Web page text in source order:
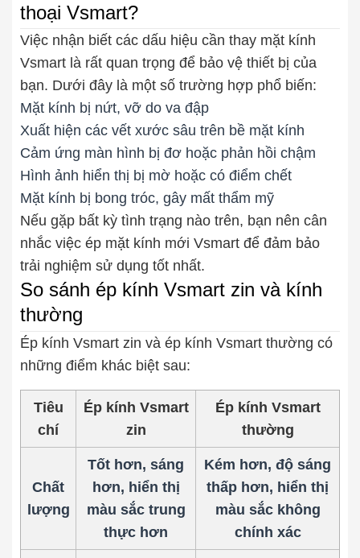
thoại Vsmart?
Việc nhận biết các dấu hiệu cần thay mặt kính
Vsmart là rất quan trọng để bảo vệ thiết bị của
bạn. Dưới đây là một số trường hợp phổ biến:
Mặt kính bị nứt, vỡ do va đập
Xuất hiện các vết xước sâu trên bề mặt kính
Cảm ứng màn hình bị đơ hoặc phản hồi chậm
Hình ảnh hiển thị bị mờ hoặc có điểm chết
Mặt kính bị bong tróc, gây mất thẩm mỹ
Nếu gặp bất kỳ tình trạng nào trên, bạn nên cân
nhắc việc ép mặt kính mới Vsmart để đảm bảo
trải nghiệm sử dụng tốt nhất.
So sánh ép kính Vsmart zin và kính
thường
Ép kính Vsmart zin và ép kính Vsmart thường có
những điểm khác biệt sau:
Tiêu
chí
Ép kính Vsmart
zin
Ép kính Vsmart
thường
Chất
lượng
Tốt hơn, sáng
hơn, hiển thị
màu sắc trung
thực hơn
Kém hơn, độ sáng
thấp hơn, hiển thị
màu sắc không
chính xác